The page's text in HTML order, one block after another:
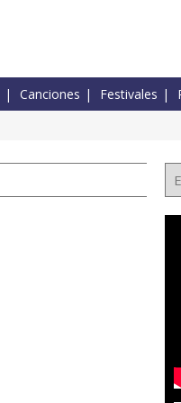
Canciones Festivales